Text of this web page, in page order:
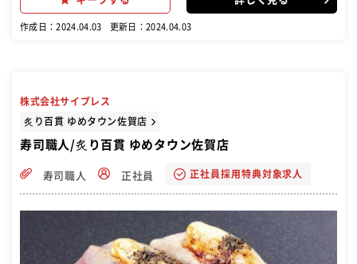
営業務を行っていただきます。
作成日：2024.04.03 更新日：2024.04.03
株式会社サイプレス
炙り百貫 ゆめタウン佐賀店
寿司職人/炙り百貫 ゆめタウン佐賀店
寿司職人 正社員 正社員採用特典対象求人